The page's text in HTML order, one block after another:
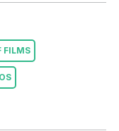
FILMS